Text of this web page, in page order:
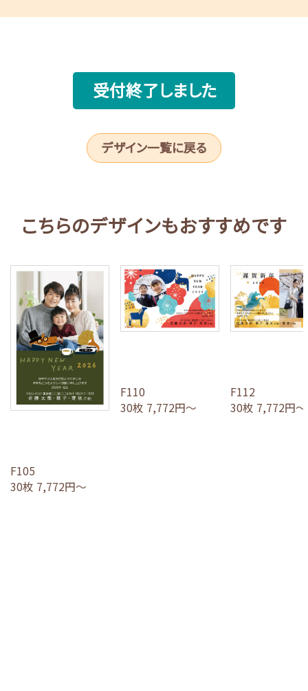
受付終了しました
デザイン一覧に戻る
こちらのデザインもおすすめです
F105
30枚 7,772円～
F110
30枚 7,772円～
F112
30枚 7,772円～